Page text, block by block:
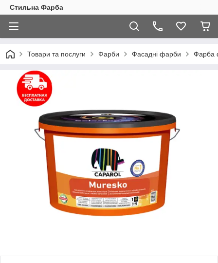
Стильна Фарба
Товари та послуги Фарби Фасадні фарби Фарба